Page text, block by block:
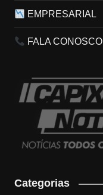
EMPRESARIAL
FALA CONOSCO
Categorias